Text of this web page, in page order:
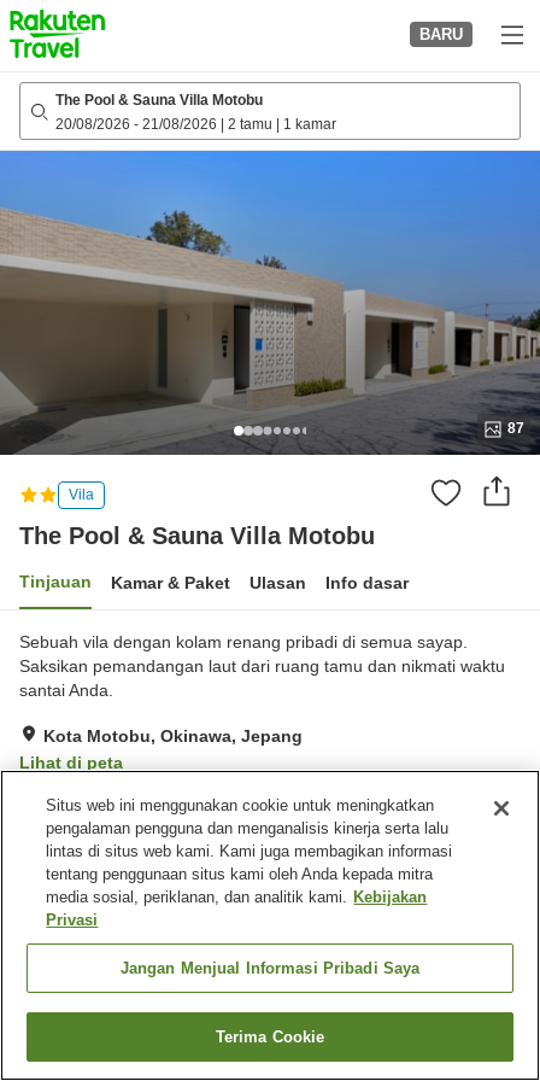
to
top
page
BARU
The Pool & Sauna Villa Motobu
20/08/2026 - 21/08/2026 2 tamu 1 kamar
87
Vila
The Pool & Sauna Villa Motobu
Tinjauan Kamar & Paket Ulasan Info dasar
Sebuah vila dengan kolam renang pribadi di semua sayap.
Saksikan pemandangan laut dari ruang tamu dan nikmati waktu
santai Anda.
Kota Motobu, Okinawa, Jepang
Lihat di peta
Luar biasa Ulasan:2
Fasilitas properti
Wi-Fi
Sauna
Benar-benar bebas rokok
Beranda Jepang Okinawa
Kota Motobu
The Pool & Sauna Villa Motobu
Cari kamar
Situs web ini menggunakan cookie untuk meningkatkan
pengalaman pengguna dan menganalisis kinerja serta lalu
lintas di situs web kami. Kami juga membagikan informasi
tentang penggunaan situs kami oleh Anda kepada mitra
media sosial, periklanan, dan analitik kami. Kebijakan
Privasi
Jangan Menjual Informasi Pribadi Saya
Terima Cookie